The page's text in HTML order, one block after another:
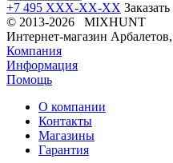
+7 495 XXX-XX-XX
© 2013-2026 MIXHUNT
Интернет-магазин
Компания
Информация
Помощь
О компании
Контакты
Магазины
Гарантия